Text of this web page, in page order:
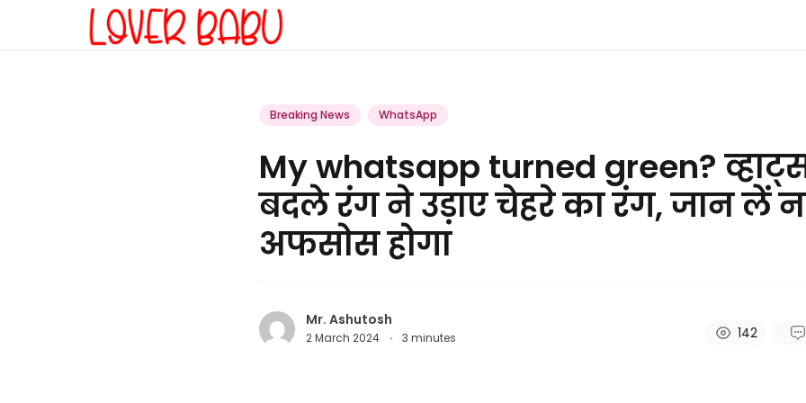
Breaking News WhatsApp
My whatsapp turned green?
बदले रंग ने उड़ाए चेहरे का रंग, जान लें
अफसोस होगा
Mr. Ashutosh
2 March 2024 · 3 minutes 142